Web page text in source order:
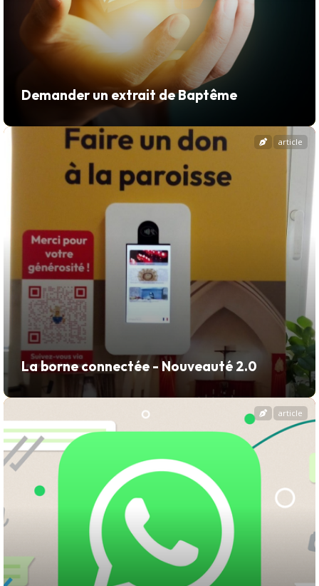
Demander un extrait de Baptême
La borne connectée - Nouveauté 2.0
article
article